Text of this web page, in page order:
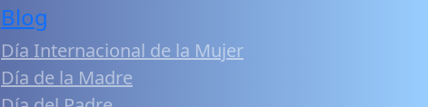
Blog
Día Internacional de la Mujer
Día de la Madre